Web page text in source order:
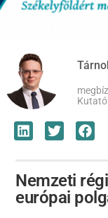
Nemzeti
európai